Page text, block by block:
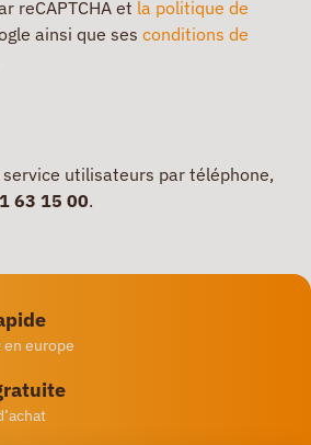
reCAPTCHA et la politique de
ainsi que ses conditions de
utilisateurs par téléphone,
63 15 00.
europe